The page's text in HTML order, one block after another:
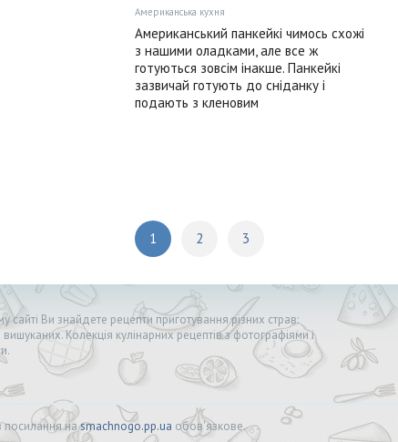
Американська кухня
Американський панкейкі чимось схожі
з нашими оладками, але все ж
готуються зовсім інакше. Панкейкі
зазвичай готують до сніданку і
подають з кленовим
1 2 3
сайті Ви знайдете рецепти приготування різних страв:
вишуканих. Колекція кулінарних рецептів з фотографіями і
посилання наsmachnogo.pp.ua обов'язкове.